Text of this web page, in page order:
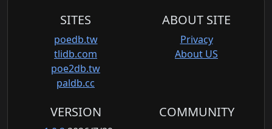
SITES
poedb.tw
tlidb.com
poe2db.tw
paldb.cc
ABOUT SITE
Privacy
About US
VERSION COMMUNITY